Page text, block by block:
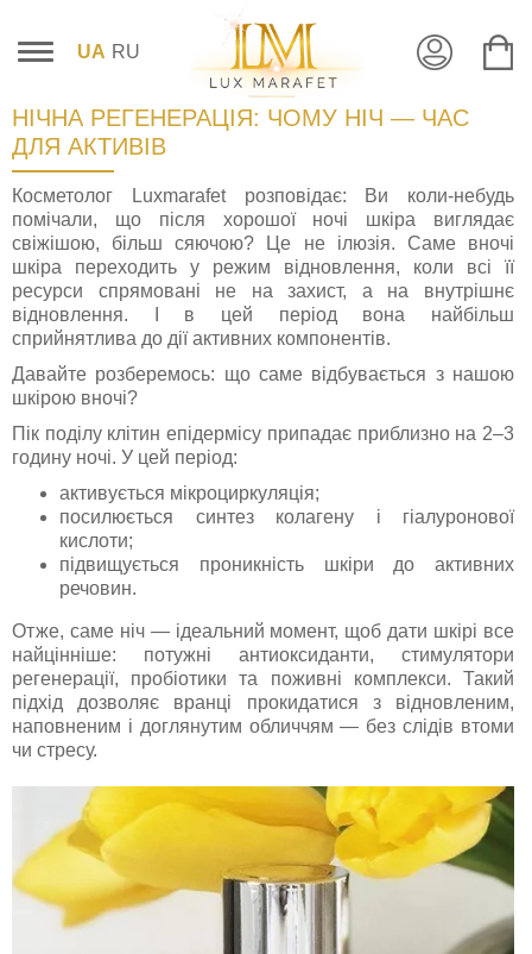
UA RU
НІЧНА РЕГЕНЕРАЦІЯ: ЧОМУ НІЧ — ЧАС
ДЛЯ АКТИВІВ
Косметолог Luxmarafet розповідає: Ви коли-небудь
помічали, що після хорошої ночі шкіра виглядає
свіжішою, більш сяючою? Це не ілюзія. Саме вночі
шкіра переходить у режим відновлення, коли всі її
ресурси спрямовані не на захист, а на внутрішнє
відновлення. І в цей період вона найбільш
сприйнятлива до дії активних компонентів.
Давайте розберемось: що саме відбувається з нашою
шкірою вночі?
Пік поділу клітин епідермісу припадає приблизно на 2–3
годину ночі. У цей період:
активується мікроциркуляція;
посилюється синтез колагену і гіалуронової
кислоти;
підвищується проникність шкіри до активних
речовин.
Отже, саме ніч — ідеальний момент, щоб дати шкірі все
найцінніше: потужні антиоксиданти, стимулятори
регенерації, пробіотики та поживні комплекси. Такий
підхід дозволяє вранці прокидатися з відновленим,
наповненим і доглянутим обличчям — без слідів втоми
чи стресу.